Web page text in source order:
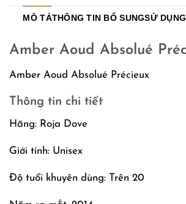
MÔ TẢTHÔNG TIN BỔ SUNGSỬ
Amber Aoud Absolué
Amber Aoud Absolué Précieux
Thông tin chi tiết
Hãng: Roja Dove
Giới tính: Unisex
Độ tuổi khuyên dùng: Trên 20